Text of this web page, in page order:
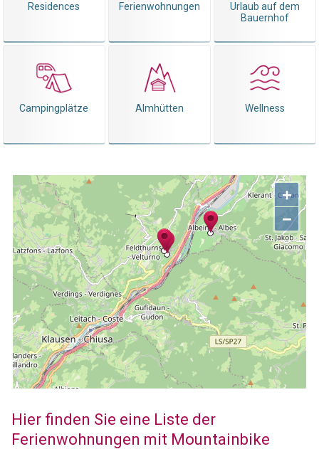
Residences Ferienwohnungen
Urlaub auf dem
Bauernhof
Campingplätze Almhütten Wellness
+
−
Hier finden Sie eine Liste der
Ferienwohnungen mit Mountainbike